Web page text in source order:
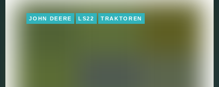
JOHN DEERE LS22 TRAKTOREN